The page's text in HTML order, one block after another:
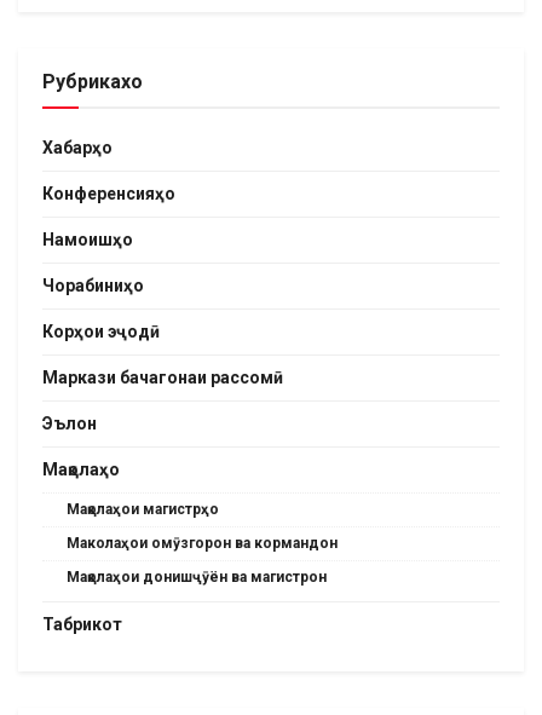
Рубрикахо
Хабарҳо
Конференсияҳо
Намоишҳо
Чорабиниҳо
Корҳои эҷодӣ
Маркази бачагонаи рассомӣ
Эълон
Мақолаҳо
Мақолаҳои магистрҳо
Маколаҳои омӯзгорон ва кормандон
Мақолаҳои донишҷӯён ва магистрон
Табрикот